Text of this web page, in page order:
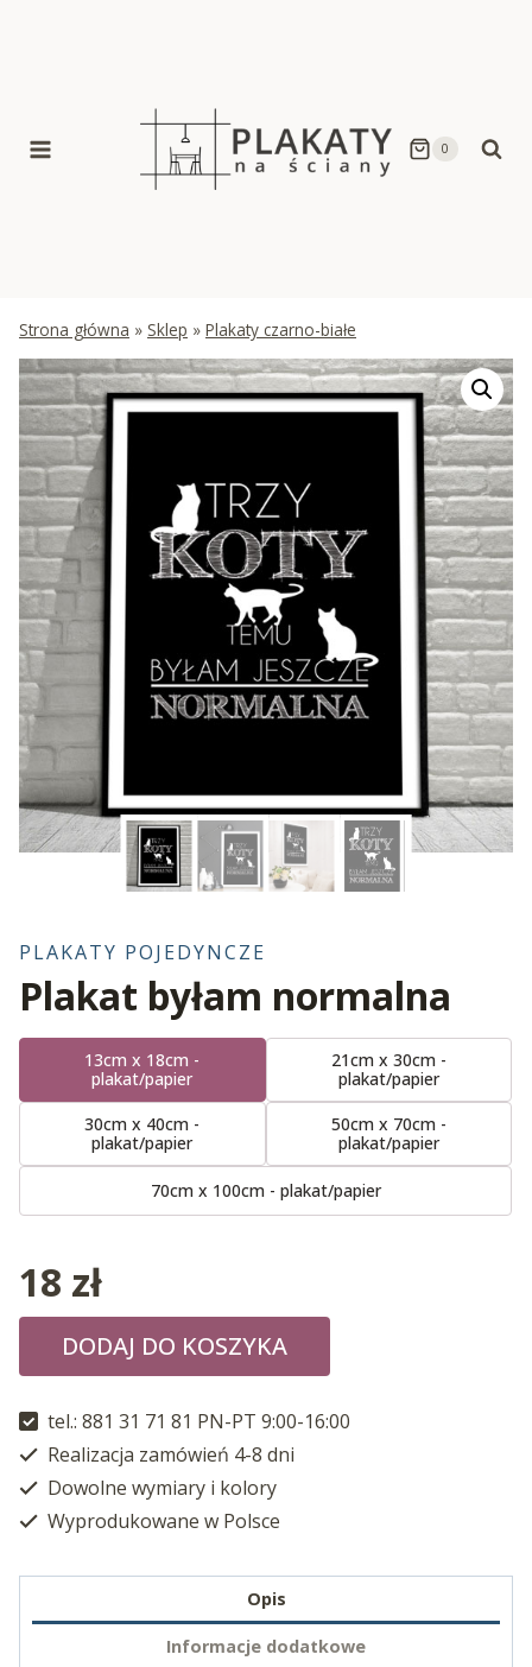
0
Strona główna » Sklep » Plakaty czarno-białe
PLAKATY POJEDYNCZE
Plakat byłam normalna
13cm x 18cm -
plakat/papier
21cm x 30cm -
plakat/papier
30cm x 40cm -
plakat/papier
50cm x 70cm -
plakat/papier
70cm x 100cm - plakat/papier
18 zł
DODAJ DO KOSZYKA
tel.: 881 31 71 81 PN-PT 9:00-16:00
Realizacja zamówień 4-8 dni
Dowolne wymiary i kolory
Wyprodukowane w Polsce
Opis
Informacje dodatkowe